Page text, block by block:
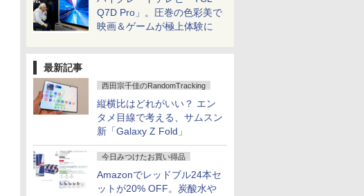
Q7D Pro」。圧巻の色彩美で
映画＆ゲームが極上体験に
最新記事
西田宗千佳のRandomTracking
縦横比はどれがいい？ エン
タメ目線で考える、サムスン
新「Galaxy Z Fold」
今日みつけたお買い得品
Amazonでレッドブル24本セ
ットが20% OFF。炭酸水や